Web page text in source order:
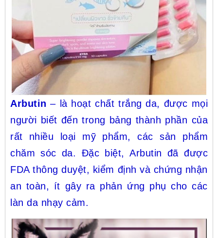
Arbutin – là hoạt chất trắng da, được mọi
người biết đến trong bảng thành phần của
rất nhiều loại mỹ phẩm, các sản phẩm
chăm sóc da. Đặc biệt, Arbutin đã được
FDA thông duyệt, kiểm định và chứng nhận
an toàn, ít gây ra phản ứng phụ cho các
làn da nhạy cảm.